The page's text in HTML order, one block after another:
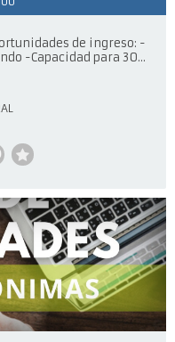
de ingreso: -
-Capacidad para 30...